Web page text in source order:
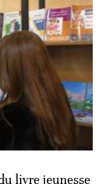
livre jeunesse